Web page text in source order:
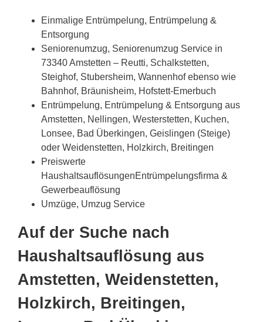
Einmalige Entrümpelung, Entrümpelung &
Entsorgung
Seniorenumzug, Seniorenumzug Service in
73340 Amstetten – Reutti, Schalkstetten,
Steighof, Stubersheim, Wannenhof ebenso wie
Bahnhof, Bräunisheim, Hofstett-Emerbuch
Entrümpelung, Entrümpelung & Entsorgung aus
Amstetten, Nellingen, Westerstetten, Kuchen,
Lonsee, Bad Überkingen, Geislingen (Steige)
oder Weidenstetten, Holzkirch, Breitingen
Preiswerte
HaushaltsauflösungenEntrümpelungsfirma &
Gewerbeauflösung
Umzüge, Umzug Service
Auf der Suche nach
Haushaltsauflösung aus
Amstetten, Weidenstetten,
Holzkirch, Breitingen,